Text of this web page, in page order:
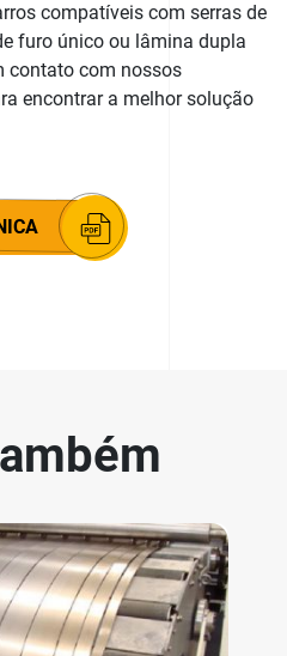
compatíveis com serras de
furo único ou lâmina dupla
contato com nossos
encontrar a melhor solução